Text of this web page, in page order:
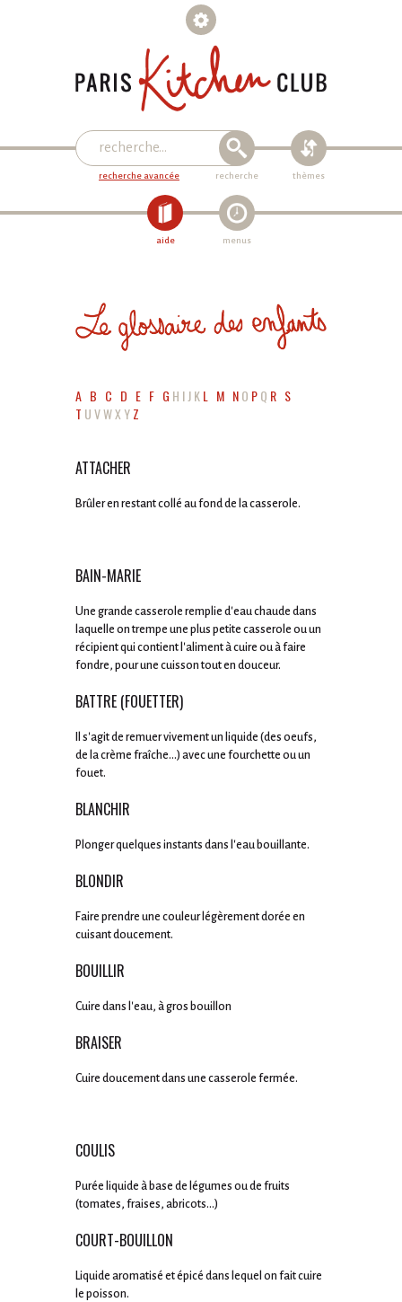
recherche
recherche avancée thèmes
aide menus
A B C D E F G H IJKL M NO PQ R S
T UVWXYZ
ATTACHER
Brûler en restant collé au fond de la casserole.
BAIN-MARIE
Une grande casserole remplie d'eau chaude dans
laquelle on trempe une plus petite casserole ou un
récipient qui contient l'aliment à cuire ou à faire
fondre, pour une cuisson tout en douceur.
BATTRE (FOUETTER)
Il s'agit de remuer vivement un liquide (des oeufs,
de la crème fraîche...) avec une fourchette ou un
fouet.
BLANCHIR
Plonger quelques instants dans l'eau bouillante.
BLONDIR
Faire prendre une couleur légèrement dorée en
cuisant doucement.
BOUILLIR
Cuire dans l'eau, à gros bouillon
BRAISER
Cuire doucement dans une casserole fermée.
COULIS
Purée liquide à base de légumes ou de fruits
(tomates, fraises, abricots...)
COURT-BOUILLON
Liquide aromatisé et épicé dans lequel on fait cuire
le poisson.